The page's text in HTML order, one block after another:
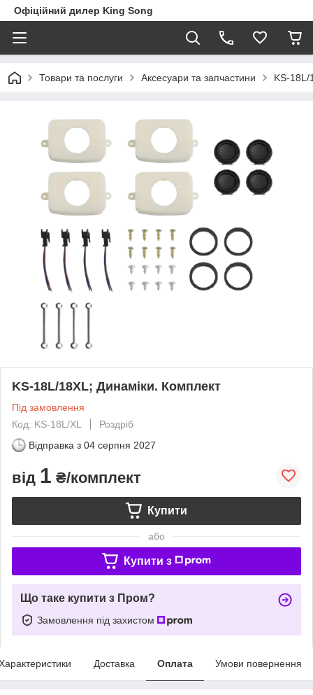
Офіційний дилер King Song
Товари та послуги Аксесуари та запчастини KS-18L/
KS-18L/18XL; Динаміки. Комплект
Під замовлення
Код: KS-18L/XL
Роздріб
Відправка з 04 серпня 2027
від 1 ₴/комплект
Купити
або
Купити з
Що таке купити з Пром?
Замовлення під захистом
Доставка Оплата Умови повернення